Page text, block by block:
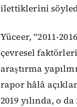
ilettiklerini
Yüceer, “2011-
çevresel
araştırma
rapor hâlâ
2019 yılında, o